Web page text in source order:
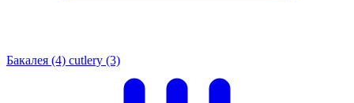
Бакалея (4) cutlery (3)